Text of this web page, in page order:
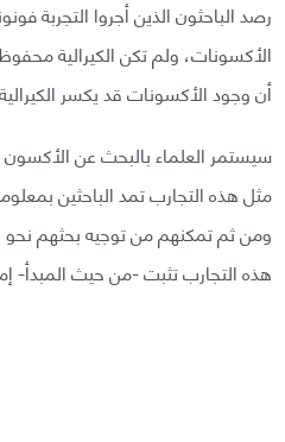
رصد الباحثون الذين أجروا التجربة
الأكسونات، ولم تكن الكيرالية
أن وجود الأكسونات قد يكسر
سيستمر العلماء بالبحث عن الأكسون
مثل هذه التجارب تمد الباحثين
ومن ثم تمكنهم من توجيه بحثهم
هذه التجارب تثبت -من حيث المبدأ-